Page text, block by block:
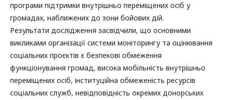
програми підтримки внутрішньо переміщених осіб у
громадах, наближених до зони бойових дій.
Результати дослідження засвідчили, що основними
викликами організації системи моніторингу та оцінювання
соціальних проєктів є безпекові обмеження
функціонування громад, висока мобільність внутрішньо
переміщених осіб, інституційна обмеженість ресурсів
соціальних служб, невідповідність окремих донорських